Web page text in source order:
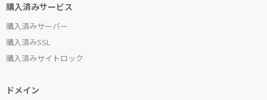
購入済みサービス
購入済みサーバー
購入済みSSL
購入済みサイトロック
ドメイン